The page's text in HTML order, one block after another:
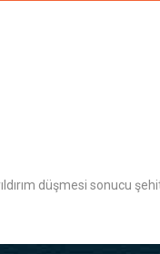
düşmesi sonucu